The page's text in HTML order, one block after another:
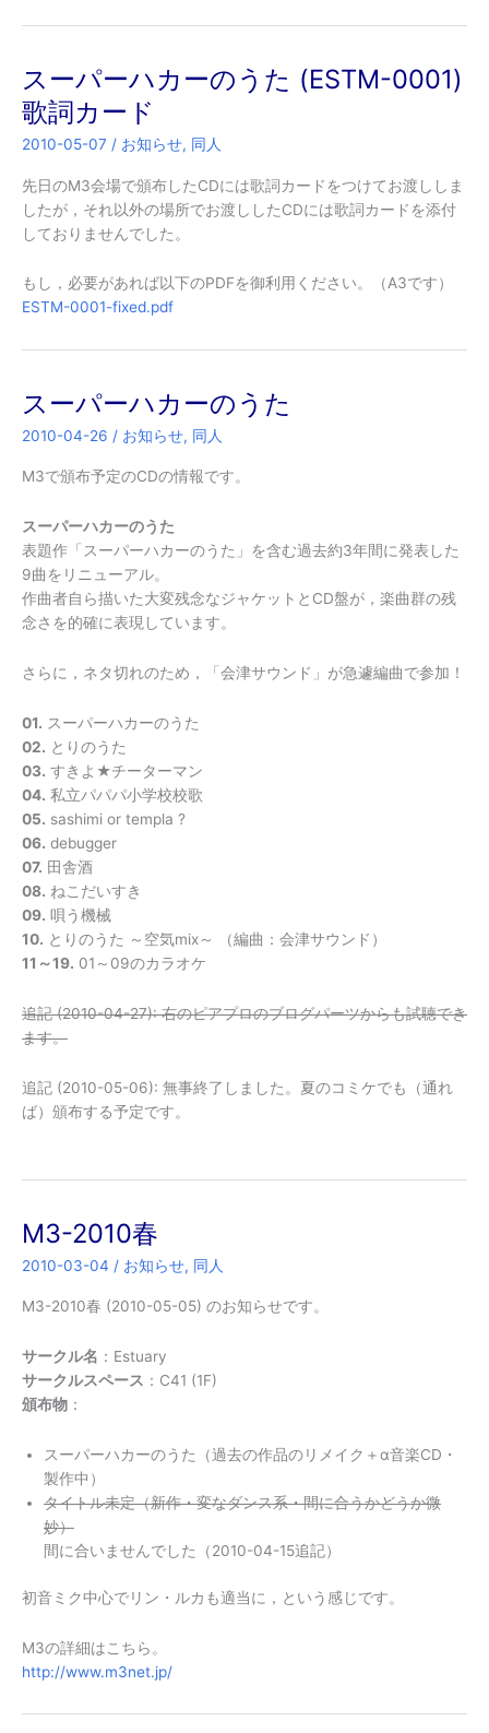
スーパーハカーのうた (ESTM-0001)
歌詞カード
2010-05-07 / お知らせ, 同人
先日のM3会場で頒布したCDには歌詞カードをつけてお渡ししま
したが，それ以外の場所でお渡ししたCDには歌詞カードを添付
しておりませんでした。
もし，必要があれば以下のPDFを御利用ください。（A3です）
ESTM-0001-fixed.pdf
スーパーハカーのうた
2010-04-26 / お知らせ, 同人
M3で頒布予定のCDの情報です。
スーパーハカーのうた
表題作「スーパーハカーのうた」を含む過去約3年間に発表した
9曲をリニューアル。
作曲者自ら描いた大変残念なジャケットとCD盤が，楽曲群の残
念さを的確に表現しています。
さらに，ネタ切れのため，「会津サウンド」が急遽編曲で参加！
01. スーパーハカーのうた
02. とりのうた
03. すきよ★チーターマン
04. 私立パパパ小学校校歌
05. sashimi or templa ?
06. debugger
07. 田舎酒
08. ねこだいすき
09. 唄う機械
10. とりのうた ～空気mix～ （編曲：会津サウンド）
11～19. 01～09のカラオケ
追記 (2010-04-27): 右のピアプロのブログパーツからも試聴でき
ます。
追記 (2010-05-06): 無事終了しました。夏のコミケでも（通れ
ば）頒布する予定です。
M3-2010春
2010-03-04 / お知らせ, 同人
M3-2010春 (2010-05-05) のお知らせです。
サークル名 ：Estuary
サークルスペース ：C41 (1F)
頒布物 ：
スーパーハカーのうた（過去の作品のリメイク＋α音楽CD・
製作中）
タイトル未定（新作・変なダンス系・間に合うかどうか微
妙）
間に合いませんでした（2010-04-15追記）
初音ミク中心でリン・ルカも適当に，という感じです。
M3の詳細はこちら。
http://www.m3net.jp/